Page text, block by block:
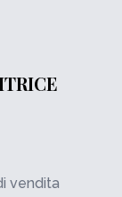
vendita